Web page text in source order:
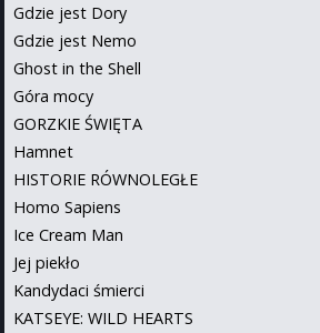
Gdzie jest Dory
Gdzie jest Nemo
Ghost in the Shell
Góra mocy
GORZKIE ŚWIĘTA
Hamnet
HISTORIE RÓWNOLEGŁE
Homo Sapiens
Ice Cream Man
Jej piekło
Kandydaci śmierci
KATSEYE: WILD HEARTS